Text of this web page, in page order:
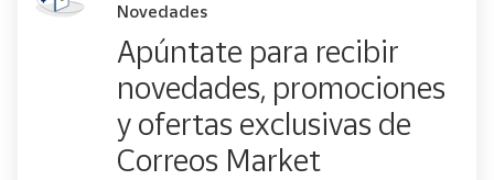
Novedades
Apúntate para recibir
novedades, promociones
y ofertas exclusivas de
Correos Market